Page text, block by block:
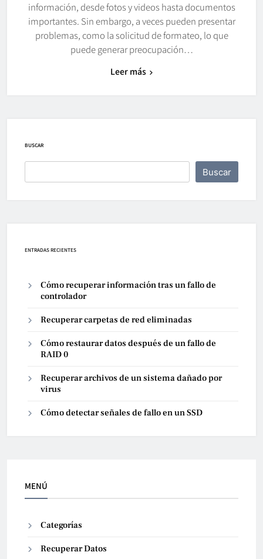
información, desde fotos y videos hasta documentos
importantes. Sin embargo, a veces pueden presentar
problemas, como la solicitud de formateo, lo que
puede generar preocupación…
Leer más
BUSCAR
Buscar
ENTRADAS RECIENTES
Cómo recuperar información tras un fallo de
controlador
Recuperar carpetas de red eliminadas
Cómo restaurar datos después de un fallo de
RAID 0
Recuperar archivos de un sistema dañado por
virus
Cómo detectar señales de fallo en un SSD
MENÚ
Categorías
Recuperar Datos